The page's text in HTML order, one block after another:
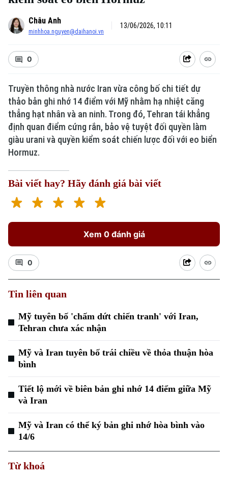
Châu Anh
minhhoa.nguyen@daihanoi.vn
13/06/2026, 10:11
0
Truyền thông nhà nước Iran vừa công bố chi tiết dự
thảo bản ghi nhớ 14 điểm với Mỹ nhằm hạ nhiệt căng
thẳng hạt nhân và an ninh. Trong đó, Tehran tái khẳng
định quan điểm cứng rắn, bảo vệ tuyệt đối quyền làm
giàu urani và quyền kiểm soát chiến lược đối với eo biển
Hormuz.
Bài viết hay? Hãy đánh giá bài viết
Xem 0 đánh giá
0
Tin liên quan
Mỹ tuyên bố 'chấm dứt chiến tranh' với Iran,
Tehran chưa xác nhận
Mỹ và Iran tuyên bố trái chiều về thỏa thuận hòa
bình
Tiết lộ mới về biên bản ghi nhớ 14 điểm giữa Mỹ
và Iran
Mỹ và Iran có thể ký bản ghi nhớ hòa bình vào
14/6
Từ khoá